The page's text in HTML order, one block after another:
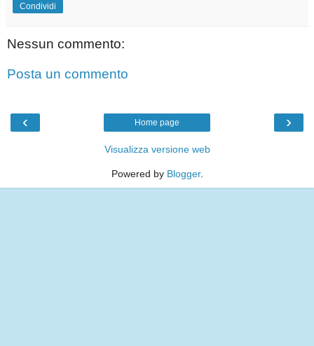
Condividi
Nessun commento:
Posta un commento
‹ ›
Home page
Visualizza versione web
Powered by Blogger.